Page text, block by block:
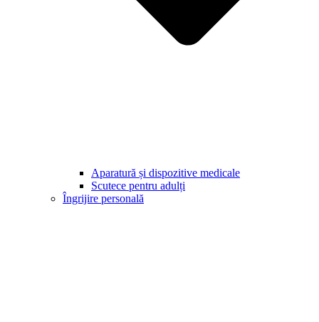
Aparatură și dispozitive medicale
Scutece pentru adulți
Îngrijire personală